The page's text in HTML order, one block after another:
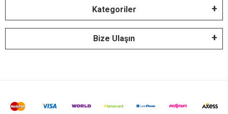
Kategoriler
Bize Ulaşın